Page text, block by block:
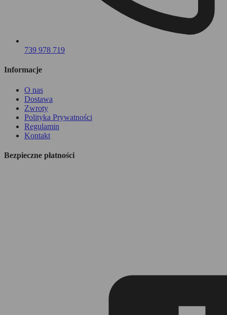
739 978 719
Informacje
O nas
Dostawa
Zwroty
Polityka Prywatności
Regulamin
Kontakt
Bezpieczne płatności